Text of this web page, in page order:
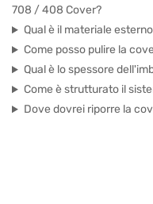
708 / 408 Cover?
Qual è il materiale
Come posso pulire la
Qual è lo spessore
Come è strutturato il
Dove dovrei riporre la